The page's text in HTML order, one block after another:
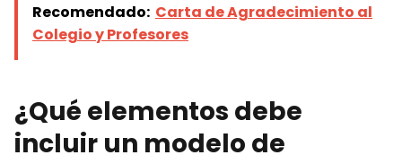
Recomendado: Carta de Agradecimiento al
Colegio y Profesores
¿Qué elementos debe
incluir un modelo de